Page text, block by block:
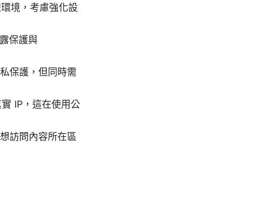
境，考慮強化設
保護與
保護，但同時需
IP，這在使用公
訪問內容所在區